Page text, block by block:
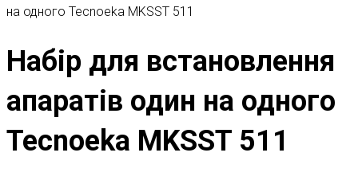
на одного Tecnoeka MKSST 511
Набір для встановлення
апаратів один на одного
Tecnoeka MKSST 511